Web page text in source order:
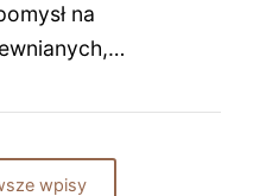
na
wpisy